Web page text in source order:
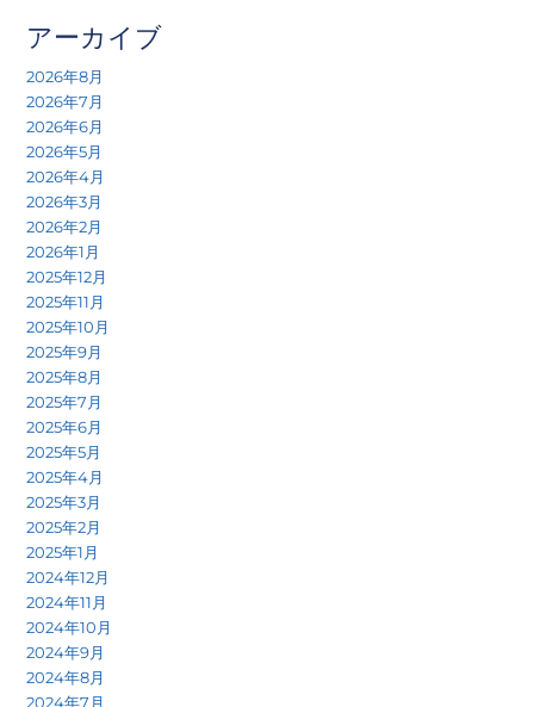
アーカイブ
2026年8月
2026年7月
2026年6月
2026年5月
2026年4月
2026年3月
2026年2月
2026年1月
2025年12月
2025年11月
2025年10月
2025年9月
2025年8月
2025年7月
2025年6月
2025年5月
2025年4月
2025年3月
2025年2月
2025年1月
2024年12月
2024年11月
2024年10月
2024年9月
2024年8月
2024年7月